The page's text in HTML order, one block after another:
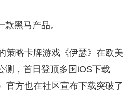
黑马产品。
策略卡牌游戏《伊瑟》在欧美
测，首日登顶多国iOS下载
官方也在社区宣布下载突破了